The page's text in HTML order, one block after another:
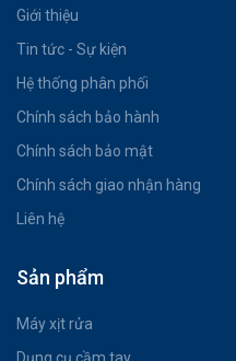
Giới thiệu
Tin tức - Sự kiện
Hệ thống phân phối
Chính sách bảo hành
Chính sách bảo mật
Chính sách giao nhận hàng
Liên hệ
Sản phẩm
Máy xịt rửa